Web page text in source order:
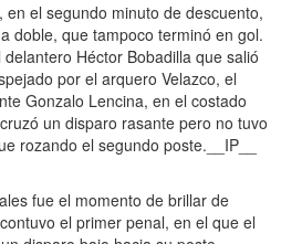
el segundo minuto de descuento,
doble, que tampoco terminó en gol.
Héctor Bobadilla que salió
por el arquero Velazco, el
Gonzalo Lencina, en el costado
un disparo rasante pero no tuvo
rozando el segundo poste.__IP__
fue el momento de brillar de
el primer penal, en el que el